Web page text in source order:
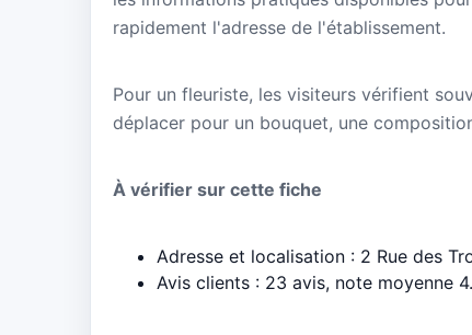
rapidement l'adresse de l'établissement.
Pour un fleuriste, les visiteurs vérifient
déplacer pour un bouquet, une
À vérifier sur cette fiche
Adresse et localisation : 2 Rue des
Avis clients : 23 avis, note moyenne